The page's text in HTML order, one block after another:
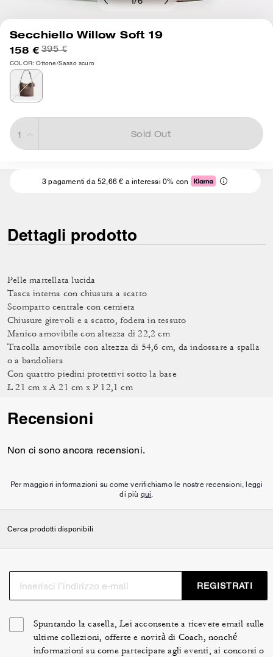
1/6
Secchiello Willow Soft 19
158 € 395 €
COLOR: Ottone/Sasso scuro
Sold Out
3 pagamenti da 52,66 € a interessi 0% con
Dettagli prodotto
Pelle martellata lucida
Tasca interna con chiusura a scatto
Scomparto centrale con cerniera
Chiusure girevoli e a scatto, fodera in tessuto
Manico amovibile con altezza di 22,2 cm
Tracolla amovibile con altezza di 54,6 cm, da indossare a spalla
o a bandoliera
Con quattro piedini protettivi sotto la base
L 21 cm x A 21 cm x P 12,1 cm
Recensioni
Non ci sono ancora recensioni.
Per maggiori informazioni su come verifichiamo le nostre recensioni, leggi
di più qui.
Cerca prodotti disponibili
REGISTRATI
Spuntando la casella, Lei acconsente a ricevere email sulle
ultime collezioni, offerte e novità di Coach, nonché
informazioni su come partecipare agli eventi, ai concorsi o